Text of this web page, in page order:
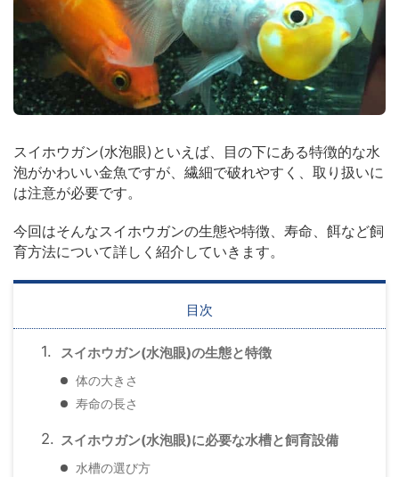
スイホウガン(水泡眼)といえば、目の下にある特徴的な水
泡がかわいい金魚ですが、繊細で破れやすく、取り扱いに
は注意が必要です。
今回はそんなスイホウガンの生態や特徴、寿命、餌など飼
育方法について詳しく紹介していきます。
目次
スイホウガン(水泡眼)の生態と特徴
体の大きさ
寿命の長さ
スイホウガン(水泡眼)に必要な水槽と飼育設備
水槽の選び方